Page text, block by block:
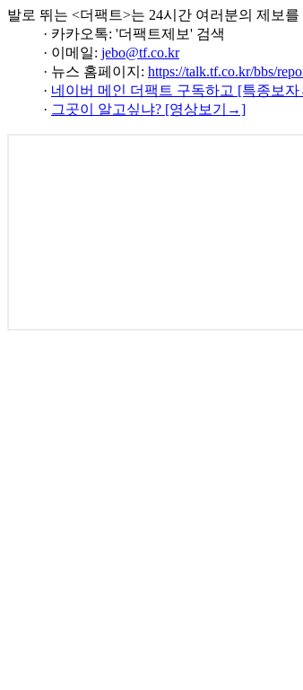
발로 뛰는 <더팩트>는 24시간 여러분의 제보
· 카카오톡: '더팩트제보' 검색
· 이메일: jebo@tf.co.kr
· 뉴스 홈페이지: https://talk.tf.co.kr/bbs/
· 네이버 메인 더팩트 구독하고 [특종보
· 그곳이 알고싶냐? [영상보기→]